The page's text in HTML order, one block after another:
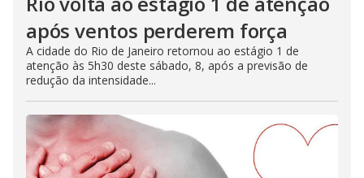
após ventos perderem força
A cidade do Rio de Janeiro retornou ao estágio 1 de
atenção às 5h30 deste sábado, 8, após a previsão de
redução da intensidade...